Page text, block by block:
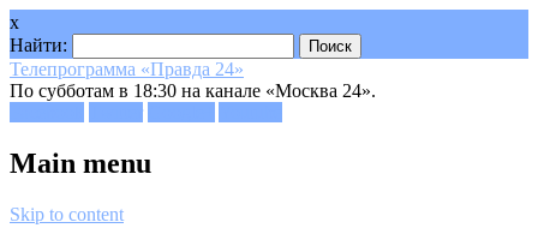
x
Найти:
Телепрограмма «Правда 24»
По субботам в 18:30 на канале «Москва 24».
Main menu
Skip to content